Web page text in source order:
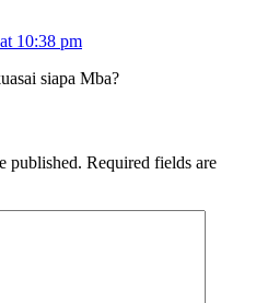
10:38 pm
siapa Mba?
published. Required fields are